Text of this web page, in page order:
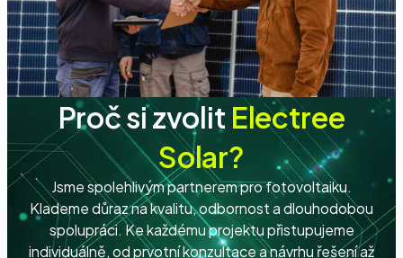
Proč si zvolit Electree
Solar?
Jsme spolehlivým partnerem pro fotovoltaiku.
Klademe důraz na kvalitu, odbornost a dlouhodobou
spolupráci. Ke každému projektu přistupujeme
individuálně, od prvotní konzultace a návrhu řešení až